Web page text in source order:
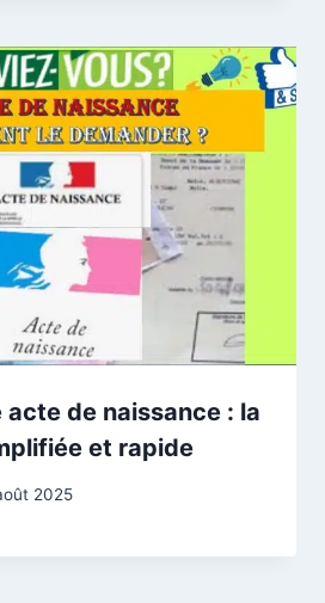
de naissance : la
et rapide
2025